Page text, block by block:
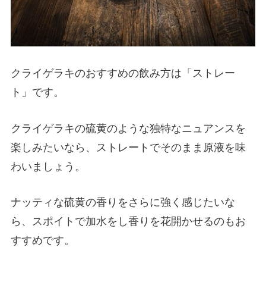
クライゲラキのおすすめの飲み方は「ストレー
ト」です。
クライゲラキの硫黄のような独特なニュアンスを
楽しみたいなら、ストレートでそのまま原液を味
わいましょう。
ナッティな硫黄の香りをさらに強く感じたいな
ら、スポイトで加水をし香りを花開かせるのもお
すすめです。